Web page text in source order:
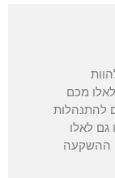
מכם
להתנהלות
לאלו
ההשקעה